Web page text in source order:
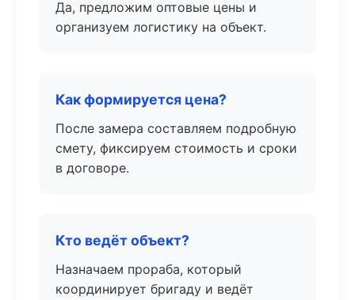
Да, предложим оптовые цены и
организуем логистику на объект.
Как формируется цена?
После замера составляем подробную
смету, фиксируем стоимость и сроки
в договоре.
Кто ведёт объект?
Назначаем прораба, который
координирует бригаду и ведёт